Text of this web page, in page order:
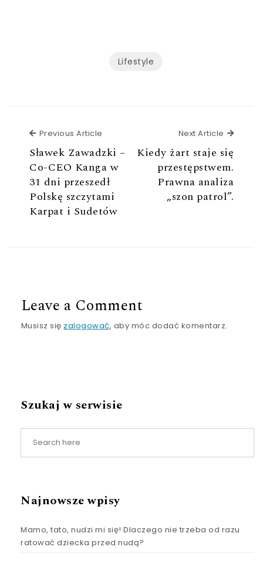
Lifestyle
Previous Article
Sławek Zawadzki –
Co-CEO Kanga w
31 dni przeszedł
Polskę szczytami
Karpat i Sudetów
Next Article Next
Kiedy żart staje się
przestępstwem.
Prawna analiza
„szon patrol”.
Leave a Comment
Musisz się zalogować, aby móc dodać komentarz.
Szukaj w serwisie
Najnowsze wpisy
Mamo, tato, nudzi mi się! Dlaczego nie trzeba od razu
ratować dziecka przed nudą?